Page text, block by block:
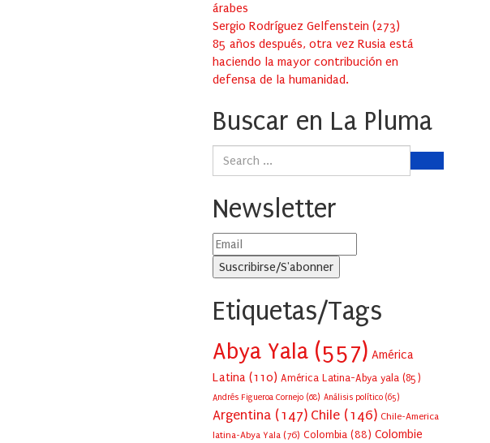
árabes
Sergio Rodríguez Gelfenstein (273)
85 años después, otra vez Rusia está
haciendo la mayor contribución en
defensa de la humanidad.
Buscar en La Pluma
Newsletter
Etiquetas/Tags
Abya Yala (557) América
Latina (110) América Latina-Abya yala (85)
Andrés Figueroa Cornejo (68) Análisis político (65)
Argentina (147) Chile (146) Chile-America
latina-Abya Yala (76) Colombia (88) Colombie